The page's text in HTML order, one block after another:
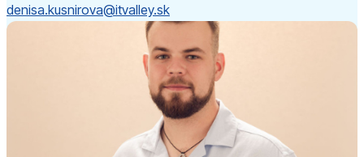
denisa.kusnirova@itvalley.sk